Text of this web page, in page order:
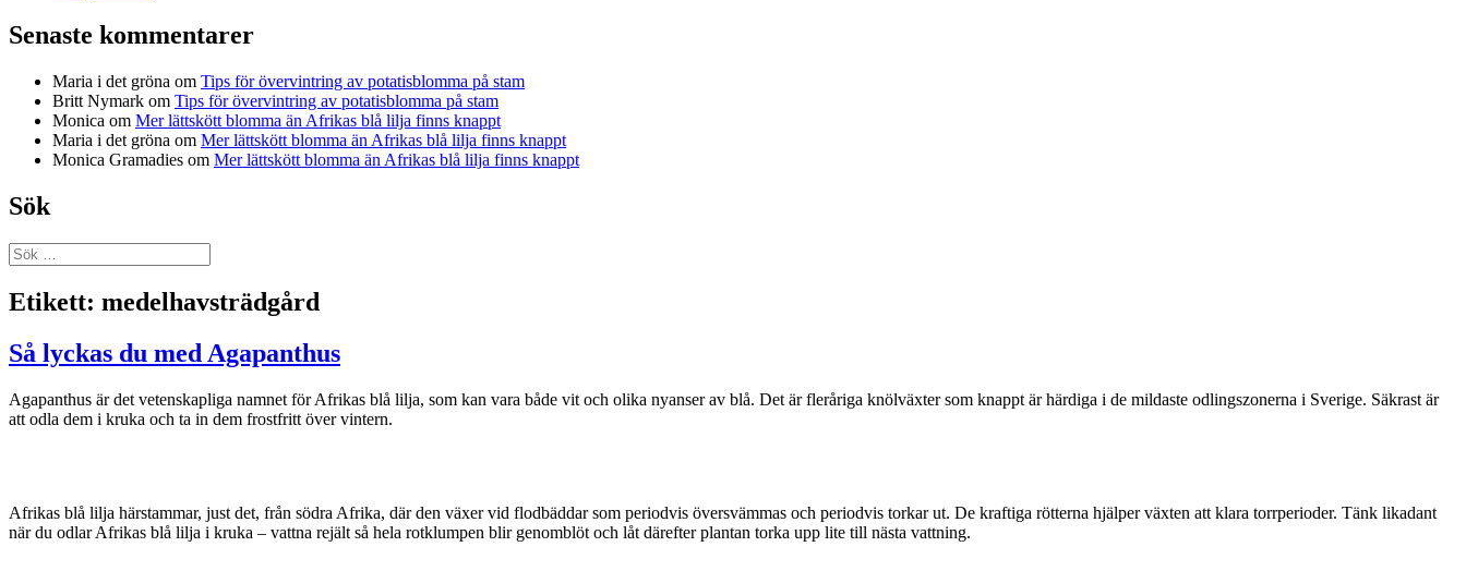
Senaste kommentarer
Maria i det gröna om Tips för övervintring av potatisblomma på stam
Britt Nymark om Tips för övervintring av potatisblomma på stam
Monica om Mer lättskött blomma än Afrikas blå lilja finns knappt
Maria i det gröna om Mer lättskött blomma än Afrikas blå lilja finns knappt
Monica Gramadies om Mer lättskött blomma än Afrikas blå lilja finns knappt
Sök
Sök
efter:
Etikett: medelhavsträdgård
Så lyckas du med Agapanthus
Agapanthus är det vetenskapliga namnet för Afrikas blå lilja, som kan vara både vit och olika nyanser av blå. Det är fleråriga knölväxter som knappt är härdiga i de mildaste odlingszonerna i Sverige. Säkrast är
att odla dem i kruka och ta in dem frostfritt över vintern.
Afrikas blå lilja härstammar, just det, från södra Afrika, där den växer vid flodbäddar som periodvis översvämmas och periodvis torkar ut. De kraftiga rötterna hjälper växten att klara torrperioder. Tänk likadant
när du odlar Afrikas blå lilja i kruka – vattna rejält så hela rotklumpen blir genomblöt och låt därefter plantan torka upp lite till nästa vattning.